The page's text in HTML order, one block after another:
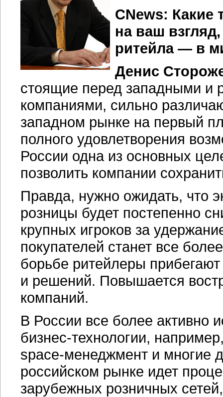
CNews: Какие
на ваш
ритейла — в
Денис
стоящие перед западными и
компаниями, сильно
западном рынке на первый
полного удовлетворения
России одна из основных
позволить компании
Правда, нужно ожидать, что
розницы будет постепенно
крупных игроков за
покупателей станет все
борьбе ритейлеры
и решений. Повышается
компаний.
В России все более активно
бизнес-технологии,
space-менеджмент и многие
российском рынке идет
зарубежных розничных